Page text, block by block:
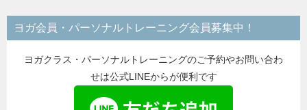
リ
ー
ヨガ会員・パーソナルトレーニング会員募集中！
ヨガクラス・パーソナルトレーニングのご予約やお問い合わ
せは公式LINEからが便利です